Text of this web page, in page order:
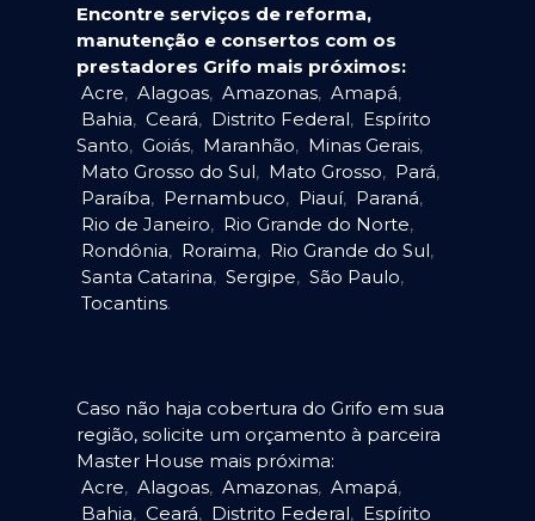
Encontre serviços de reforma,
manutenção e consertos com os
prestadores Grifo mais próximos:
Acre, Alagoas, Amazonas, Amapá,
Bahia, Ceará, Distrito Federal, Espírito
Santo, Goiás, Maranhão, Minas Gerais,
Mato Grosso do Sul, Mato Grosso, Pará,
Paraíba, Pernambuco, Piauí, Paraná,
Rio de Janeiro, Rio Grande do Norte,
Rondônia, Roraima, Rio Grande do Sul,
Santa Catarina, Sergipe, São Paulo,
Tocantins.
Caso não haja cobertura do Grifo em sua
região, solicite um orçamento à parceira
Master House mais próxima:
Acre, Alagoas, Amazonas, Amapá,
Bahia, Ceará, Distrito Federal, Espírito